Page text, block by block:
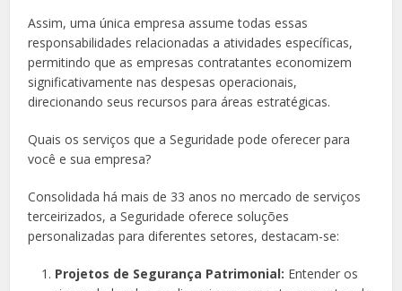
Assim, uma única empresa assume todas essas
responsabilidades relacionadas a atividades específicas,
permitindo que as empresas contratantes economizem
significativamente nas despesas operacionais,
direcionando seus recursos para áreas estratégicas.
Quais os serviços que a Seguridade pode oferecer para
você e sua empresa?
Consolidada há mais de 33 anos no mercado de serviços
terceirizados, a Seguridade oferece soluções
personalizadas para diferentes setores, destacam-se:
Projetos de Segurança Patrimonial: Entender os